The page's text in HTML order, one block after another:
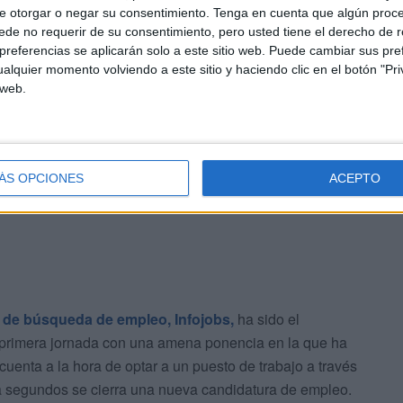
otorgar o negar su consentimiento. Tenga en cuenta que algún
no requerir de su consentimiento, pero usted tiene el derecho de
se aplicarán solo a este sitio web. Puede cambiar sus
momento volviendo a este sitio y haciendo clic en el botón
OPCIONES ACEPTO
de Ceuta ha subrayado la importancia de aunar
conseguir “sinergias favorables para construir
tanto profesionales como personales. Una
esta feria, que tendrá lugar en la jornada del jueves.
búsqueda de empleo, Infojobs, ha sido el
jornada con una amena ponencia en la que ha
a la hora de optar a un puesto de trabajo a través
se cierra una nueva candidatura de empleo.